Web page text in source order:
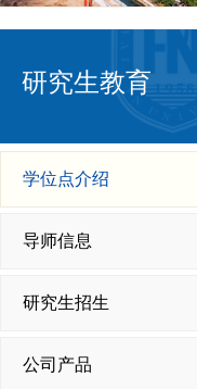
研究生教育
学位点介绍
导师信息
研究生招生
公司产品